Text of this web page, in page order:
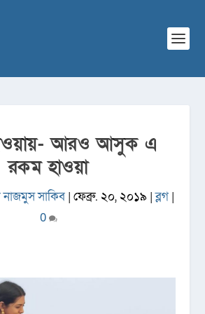
আরও আসুক এ
রকম হাওয়া
নাজমুস সাকিব | ফেব্রু. ২০, ২০১৯ |ব্লগ |
0